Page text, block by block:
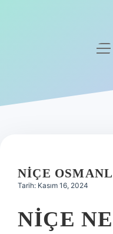
Hakkımızda
NIÇE
Tarih: Kasım 16, 2024
NIÇE